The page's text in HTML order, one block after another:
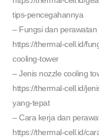
tips-pencegahannya
– Fungsi dan
https://thermal-cell.id/
cooling-tower
– Jenis nozzle cooling
https://thermal-cell.id/
yang-tepat
– Cara kerja dan
https://thermal-cell.id/